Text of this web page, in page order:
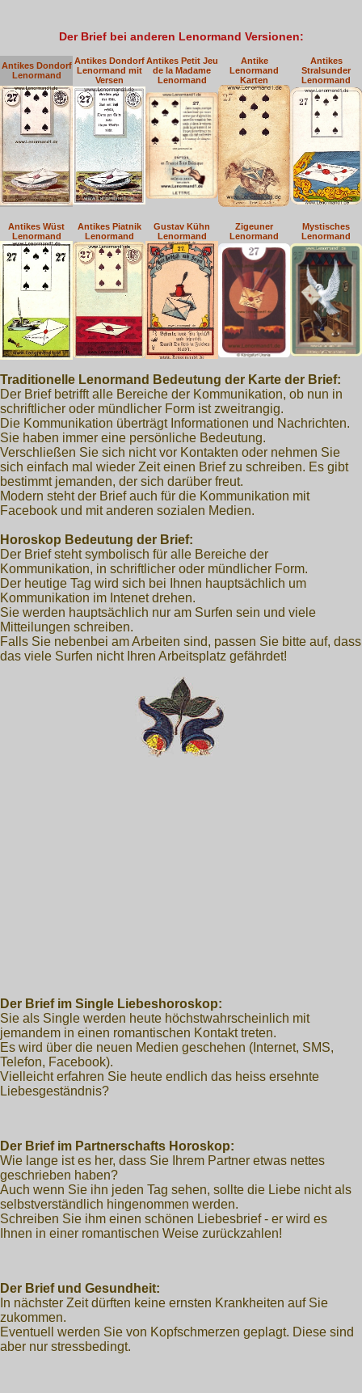
Der Brief bei anderen Lenormand Versionen:
Antikes Dondorf
Lenormand
Antikes Dondorf
Lenormand mit
Versen
Antikes Petit Jeu
de la Madame
Lenormand
Antike
Lenormand
Karten
Antikes
Stralsunder
Lenormand
Antikes Wüst
Lenormand
Antikes Piatnik
Lenormand
Gustav Kühn
Lenormand
Zigeuner
Lenormand
Mystisches
Lenormand
Traditionelle Lenormand Bedeutung der Karte der Brief:
Der Brief betrifft alle Bereiche der Kommunikation, ob nun in
schriftlicher oder mündlicher Form ist zweitrangig.
Die Kommunikation überträgt Informationen und Nachrichten.
Sie haben immer eine persönliche Bedeutung.
Verschließen Sie sich nicht vor Kontakten oder nehmen Sie
sich einfach mal wieder Zeit einen Brief zu schreiben. Es gibt
bestimmt jemanden, der sich darüber freut.
Modern steht der Brief auch für die Kommunikation mit
Facebook und mit anderen sozialen Medien.
Horoskop Bedeutung der Brief:
Der Brief steht symbolisch für alle Bereiche der
Kommunikation, in schriftlicher oder mündlicher Form.
Der heutige Tag wird sich bei Ihnen hauptsächlich um
Kommunikation im Intenet drehen.
Sie werden hauptsächlich nur am Surfen sein und viele
Mitteilungen schreiben.
Falls Sie nebenbei am Arbeiten sind, passen Sie bitte auf, dass
das viele Surfen nicht Ihren Arbeitsplatz gefährdet!
Der Brief im Single Liebeshoroskop:
Sie als Single werden heute höchstwahrscheinlich mit
jemandem in einen romantischen Kontakt treten.
Es wird über die neuen Medien geschehen (Internet, SMS,
Telefon, Facebook).
Vielleicht erfahren Sie heute endlich das heiss ersehnte
Liebesgeständnis?
Der Brief im Partnerschafts Horoskop:
Wie lange ist es her, dass Sie Ihrem Partner etwas nettes
geschrieben haben?
Auch wenn Sie ihn jeden Tag sehen, sollte die Liebe nicht als
selbstverständlich hingenommen werden.
Schreiben Sie ihm einen schönen Liebesbrief - er wird es
Ihnen in einer romantischen Weise zurückzahlen!
Der Brief und Gesundheit:
In nächster Zeit dürften keine ernsten Krankheiten auf Sie
zukommen.
Eventuell werden Sie von Kopfschmerzen geplagt. Diese sind
aber nur stressbedingt.